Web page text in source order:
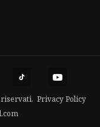
Privacy Policy